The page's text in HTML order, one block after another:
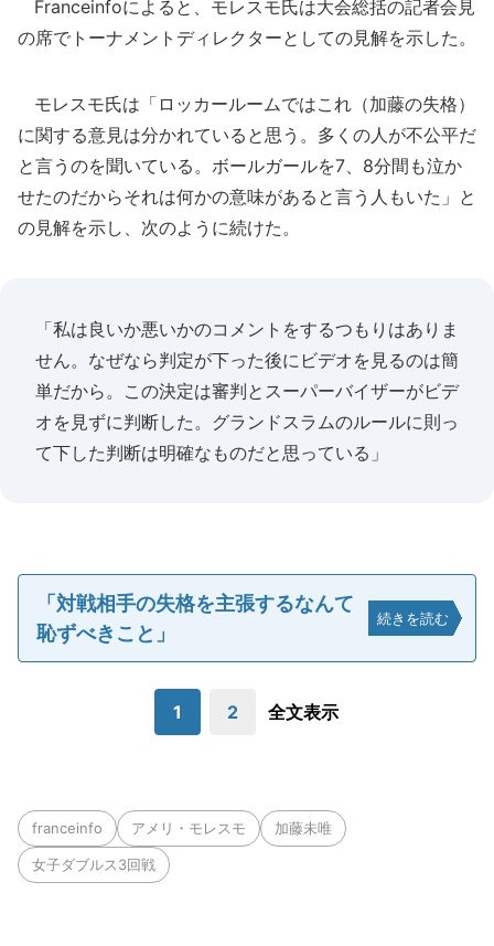
Franceinfoによると、モレスモ氏は大会総括の記者会見
の席でトーナメントディレクターとしての見解を示した。
モレスモ氏は「ロッカールームではこれ（加藤の失格）
に関する意見は分かれていると思う。多くの人が不公平だ
と言うのを聞いている。ボールガールを7、8分間も泣か
せたのだからそれは何かの意味があると言う人もいた」と
の見解を示し、次のように続けた。
「私は良いか悪いかのコメントをするつもりはありま
せん。なぜなら判定が下った後にビデオを見るのは簡
単だから。この決定は審判とスーパーバイザーがビデ
オを見ずに判断した。グランドスラムのルールに則っ
て下した判断は明確なものだと思っている」
「対戦相手の失格を主張するなんて
恥ずべきこと」
続きを読む
1 2 全文表示
franceinfo アメリ・モレスモ 加藤未唯
女子ダブルス3回戦